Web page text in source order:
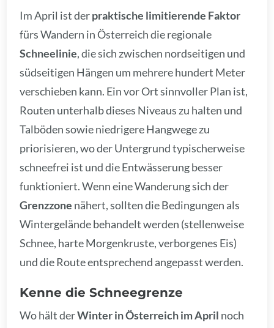
Im April ist derpraktische limitierende Faktor
fürs Wandern in Österreich die regionale
Schneelinie, die sich zwischen nordseitigen und
südseitigen Hängen um mehrere hundert Meter
verschieben kann. Ein vor Ort sinnvoller Plan ist,
Routen unterhalb dieses Niveaus zu halten und
Talböden sowie niedrigere Hangwege zu
priorisieren, wo der Untergrund typischerweise
schneefrei ist und die Entwässerung besser
funktioniert. Wenn eine Wanderung sich der
Grenzzone nähert, sollten die Bedingungen als
Wintergelände behandelt werden (stellenweise
Schnee, harte Morgenkruste, verborgenes Eis)
und die Route entsprechend angepasst werden.
Kenne die Schneegrenze
Wo hält derWinter in Österreich im April noch